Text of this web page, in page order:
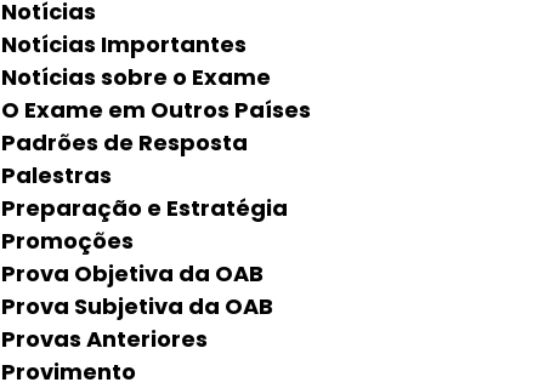
Notícias
Notícias Importantes
Notícias sobre o Exame
O Exame em Outros Países
Padrões de Resposta
Palestras
Preparação e Estratégia
Promoções
Prova Objetiva da OAB
Prova Subjetiva da OAB
Provas Anteriores
Provimento